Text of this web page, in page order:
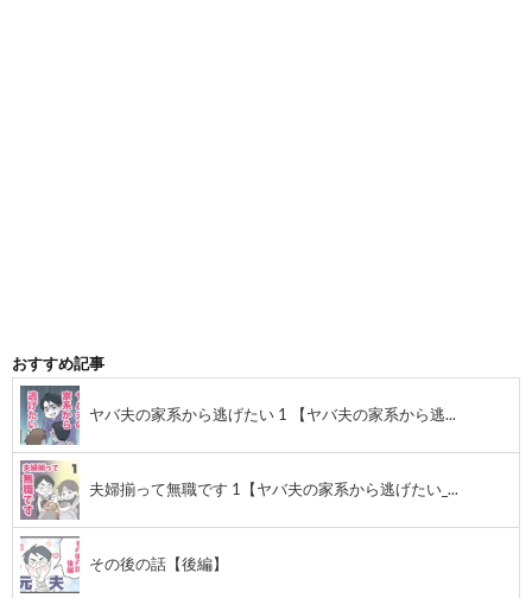
おすすめ記事
ヤバ夫の家系から逃げたい 1 【ヤバ夫の家系から逃...
夫婦揃って無職です 1【ヤバ夫の家系から逃げたい_...
その後の話【後編】